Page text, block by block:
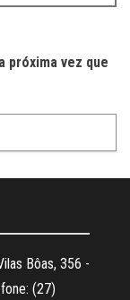
próxima vez que
Bôas, 356 -
(27)